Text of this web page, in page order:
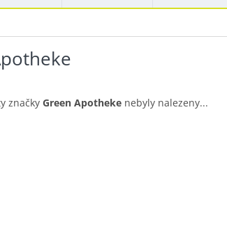
značky Green Apotheke nebyly nalezeny...